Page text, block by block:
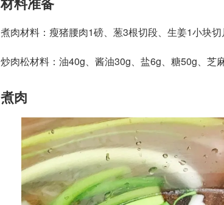
煮肉材料：瘦猪腰肉1磅、葱3根切段、生姜1小块切
炒肉松材料：油40g、酱油30g、盐6g、糖50g、芝
煮肉